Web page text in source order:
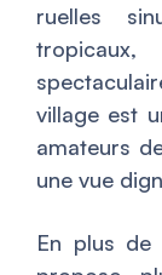
ruelles
village est
amateurs
une vue
En plus de